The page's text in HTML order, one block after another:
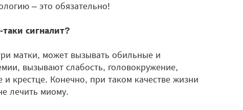
– это обязательно!
сигналит?
матки, может вызывать обильные и
вызывают слабость, головокружение,
крестце. Конечно, при таком качестве жизни
лечить миому.